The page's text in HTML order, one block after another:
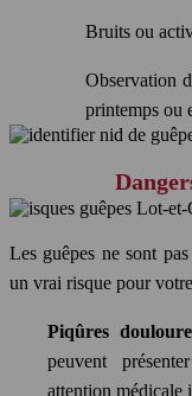
Bruits ou
Observation
printemps ou
Les guêpes ne sont
un vrai risque pour
Piqûres
peuvent
attention médicale